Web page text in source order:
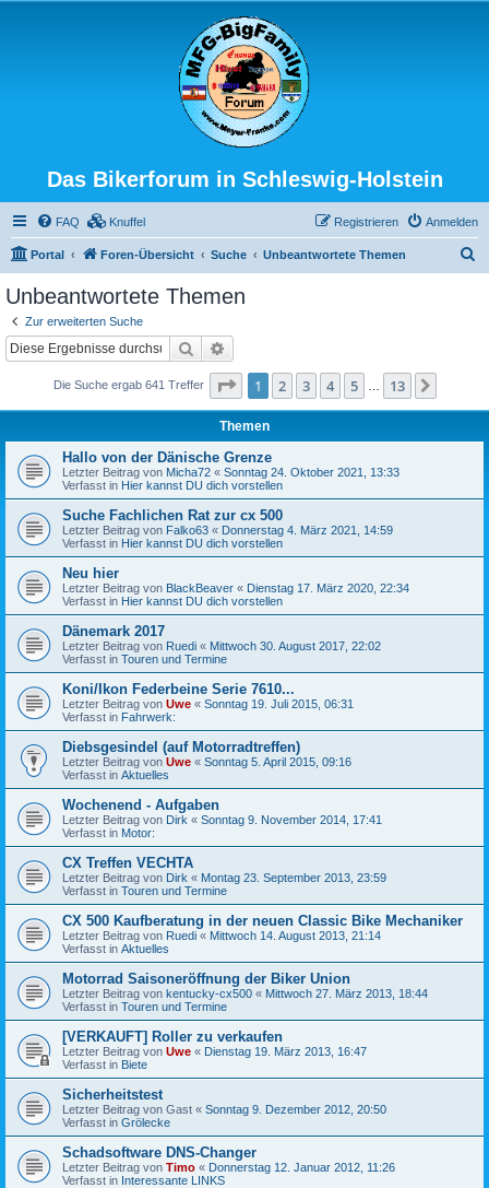
Das Bikerforum in Schleswig-Holstein
FAQ Knuffel Anmelden
Registrieren
Portal Foren-Übersicht Suche Unbeantwortete Themen
Unbeantwortete Themen
Zur erweiterten Suche
Suche
Die Suche ergab 641 Treffer Seite 1von 13
1 2 3 4 5 13
Themen
Hallo von der Dänische Grenze
Letzter Beitrag von Micha72 « Sonntag 24. Oktober 2021, 13:33
Verfasst in Hier kannst DU dich vorstellen
Suche Fachlichen Rat zur cx 500
Letzter Beitrag von Falko63 « Donnerstag 4. März 2021, 14:59
Verfasst in Hier kannst DU dich vorstellen
Neu hier
Letzter Beitrag von BlackBeaver « Dienstag 17. März 2020, 22:34
Verfasst in Hier kannst DU dich vorstellen
Dänemark 2017
Letzter Beitrag von Ruedi « Mittwoch 30. August 2017, 22:02
Verfasst in Touren und Termine
Koni/Ikon Federbeine Serie 7610...
Letzter Beitrag von Uwe « Sonntag 19. Juli 2015, 06:31
Verfasst in Fahrwerk:
Diebsgesindel (auf Motorradtreffen)
Letzter Beitrag von Uwe « Sonntag 5. April 2015, 09:16
Verfasst in Aktuelles
Wochenend - Aufgaben
Letzter Beitrag von Dirk « Sonntag 9. November 2014, 17:41
Verfasst in Motor:
CX Treffen VECHTA
Letzter Beitrag von Dirk « Montag 23. September 2013, 23:59
Verfasst in Touren und Termine
CX 500 Kaufberatung in der neuen Classic Bike Mechaniker
Letzter Beitrag von Ruedi « Mittwoch 14. August 2013, 21:14
Verfasst in Aktuelles
Motorrad Saisoneröffnung der Biker Union
Letzter Beitrag von kentucky-cx500 « Mittwoch 27. März 2013, 18:44
Verfasst in Touren und Termine
[VERKAUFT] Roller zu verkaufen
Letzter Beitrag von Uwe « Dienstag 19. März 2013, 16:47
Verfasst in Biete
Sicherheitstest
Letzter Beitrag von Gast « Sonntag 9. Dezember 2012, 20:50
Verfasst in Grölecke
Schadsoftware DNS-Changer
Letzter Beitrag von Timo « Donnerstag 12. Januar 2012, 11:26
Verfasst in Interessante LINKS